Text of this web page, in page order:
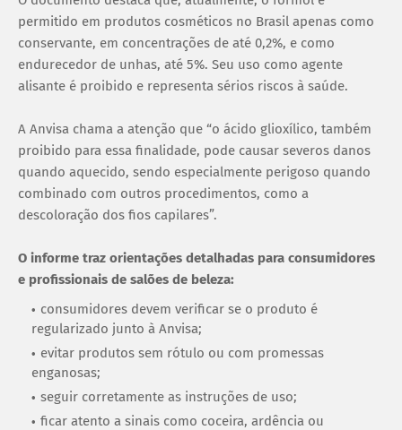
permitido em produtos cosméticos no Brasil apenas como
conservante, em concentrações de até 0,2%, e como
endurecedor de unhas, até 5%. Seu uso como agente
alisante é proibido e representa sérios riscos à saúde.
A Anvisa chama a atenção que “o ácido glioxílico, também
proibido para essa finalidade, pode causar severos danos
quando aquecido, sendo especialmente perigoso quando
combinado com outros procedimentos, como a
descoloração dos fios capilares”.
O informe traz orientações detalhadas para consumidores
e profissionais de salões de beleza:
consumidores devem verificar se o produto é
regularizado junto à Anvisa;
evitar produtos sem rótulo ou com promessas
enganosas;
seguir corretamente as instruções de uso;
ficar atento a sinais como coceira, ardência ou